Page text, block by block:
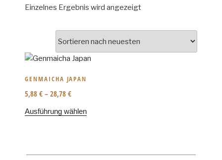
Einzelnes Ergebnis wird angezeigt
GENMAICHA JAPAN
5,88 € – 28,78 €
Ausführung wählen